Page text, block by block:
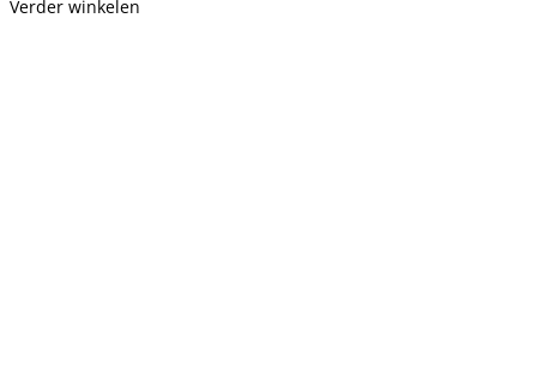
Verder winkelen